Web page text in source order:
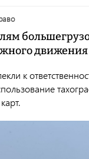
движения
к